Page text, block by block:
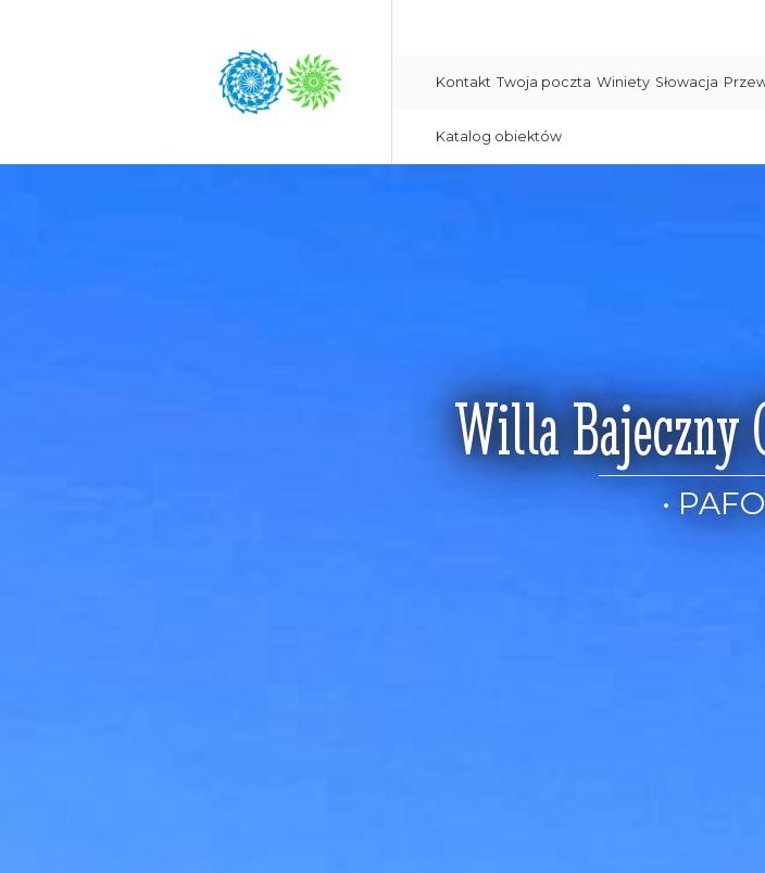
Kontakt Twoja poczta Winiety Słowacja
Katalog obiektów
Willa Bajeczny
•